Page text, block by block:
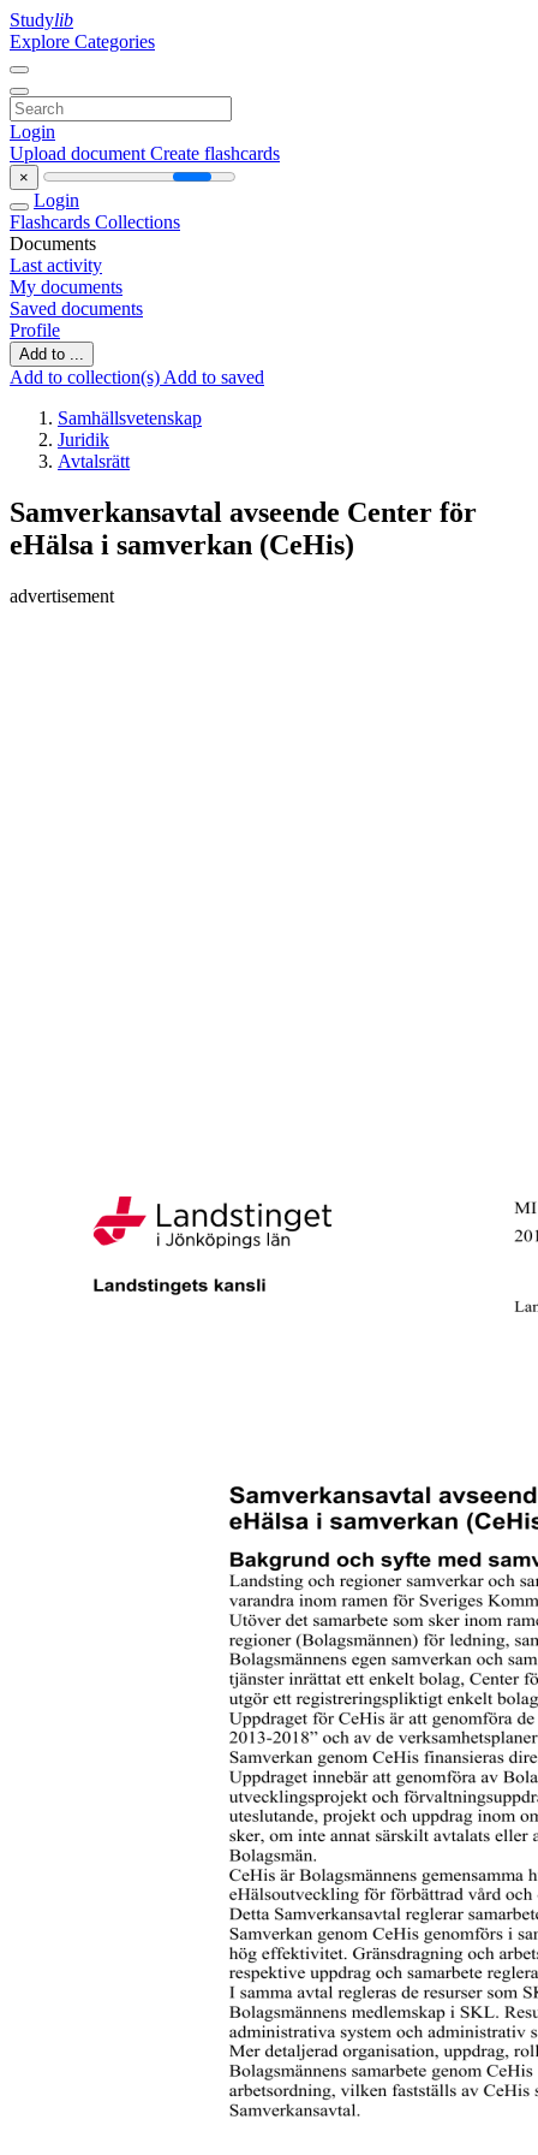
Studylib
Explore Categories
Login
Upload document Create flashcards
×
Login
Flashcards Collections
Documents
Last activity
My documents
Saved documents
Profile
Add to ...
Add to collection(s) Add to saved
Samhällsvetenskap
Juridik
Avtalsrätt
Samverkansavtal avseende Center för
eHälsa i samverkan (CeHis)
advertisement